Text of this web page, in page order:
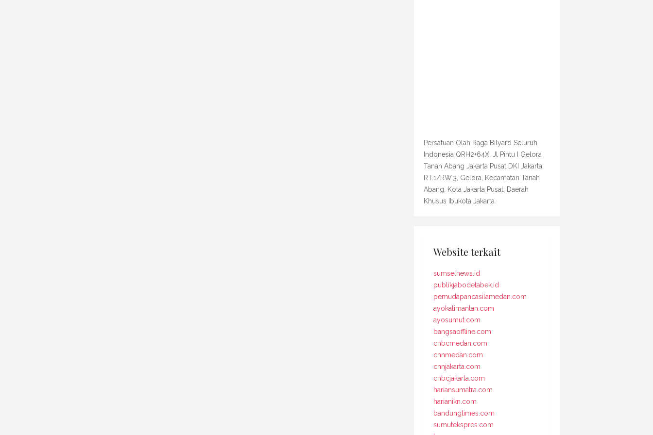
Persatuan Olah Raga Bilyard Seluruh
Indonesia QRH2+64X, Jl Pintu I Gelora
Tanah Abang Jakarta Pusat DKI Jakarta,
RT.1/RW.3, Gelora, Kecamatan Tanah
Abang, Kota Jakarta Pusat, Daerah
Khusus Ibukota Jakarta
Website terkait
sumselnews.id
publikjabodetabek.id
pemudapancasilamedan.com
ayokalimantan.com
ayosumut.com
bangsaoffline.com
cnbcmedan.com
cnnmedan.com
cnnjakarta.com
cnbcjakarta.com
hariansumatra.com
harianikn.com
bandungtimes.com
sumutekspres.com